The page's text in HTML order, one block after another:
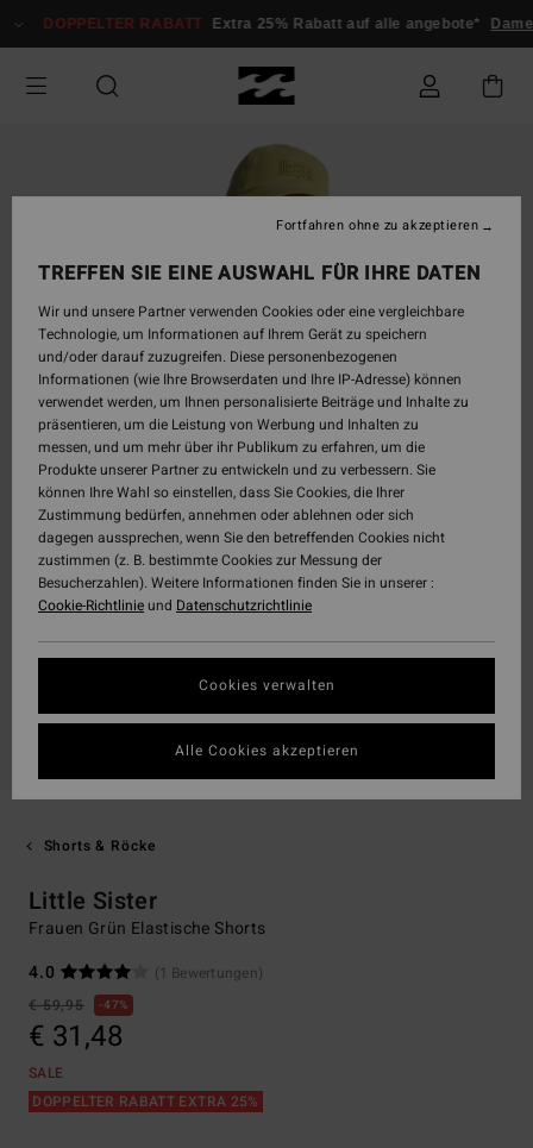
zur
springen
DOPPELTER RABATT Extra 25% Rabatt auf alle angebote* Damen
Shorts & Röcke
Little Sister
Frauen Grün Elastische Shorts
4.0
(1 Bewertungen)
€ 59,95
47%
€ 31,48
SALE
DOPPELTER RABATT EXTRA 25%
TREFFEN SIE EINE AUSWAHL FÜR IHRE DATEN
Wir und unsere Partner verwenden Cookies oder eine vergleichbare
Technologie, um Informationen auf Ihrem Gerät zu speichern
und/oder darauf zuzugreifen. Diese personenbezogenen
Informationen (wie Ihre Browserdaten und Ihre IP-Adresse) können
verwendet werden, um Ihnen personalisierte Beiträge und Inhalte zu
präsentieren, um die Leistung von Werbung und Inhalten zu
messen, und um mehr über ihr Publikum zu erfahren, um die
Produkte unserer Partner zu entwickeln und zu verbessern. Sie
können Ihre Wahl so einstellen, dass Sie Cookies, die Ihrer
Zustimmung bedürfen, annehmen oder ablehnen oder sich
dagegen aussprechen, wenn Sie den betreffenden Cookies nicht
zustimmen (z. B. bestimmte Cookies zur Messung der
Besucherzahlen). Weitere Informationen finden Sie in unserer :
Cookie-Richtlinieund Datenschutzrichtlinie
Cookies verwalten
Fortfahren ohne zu akzeptieren
Alle Cookies akzeptieren